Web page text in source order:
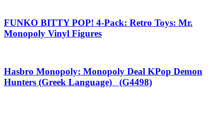
FUNKO BITTY POP! 4-Pack: Retro Toys: Mr.
Monopoly Vinyl Figures
Hasbro Monopoly: Monopoly Deal KPop Demon
Hunters (Greek Language) (G4498)